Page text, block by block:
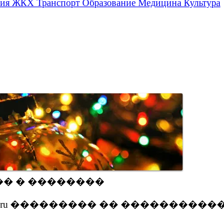
ЖКХ Транспорт Образование Медицина Культура
� ��������
��������� ��